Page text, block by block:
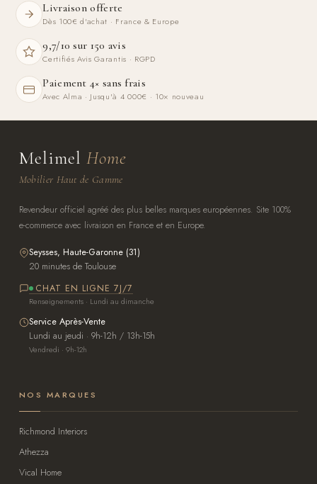
Livraison offerte
Dès 100€ d'achat · France & Europe
9,7/10 sur 150 avis
Certifiés Avis Garantis · RGPD
Paiement 4× sans frais
Avec Alma · Jusqu'à 4 000€ · 10× nouveau
Melimel Home
Mobilier Haut de Gamme
Revendeur officiel agréé des plus belles marques européennes. Site 100%
e-commerce avec livraison en France et en Europe.
Seysses, Haute-Garonne (31)
20 minutes de Toulouse
CHAT EN LIGNE 7J/7
Renseignements · Lundi au dimanche
Service Après-Vente
Lundi au jeudi · 9h-12h / 13h-15h
Vendredi · 9h-12h
NOS MARQUES
Richmond Interiors
Athezza
Vical Home